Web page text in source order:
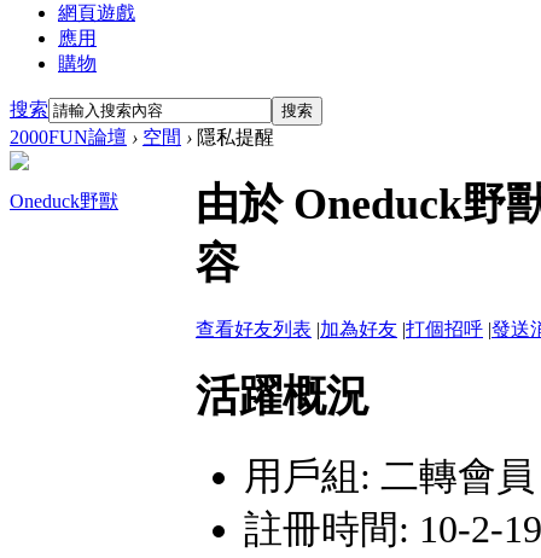
網頁遊戲
應用
購物
搜索 搜索
2000FUN論壇 › 空間 › 隱私提醒
Oneduck野獸
由於 Oneduck野
容
查看好友列表 |加為好友 |打個招呼 |發送
活躍概況
用戶組: 二轉會員
註冊時間: 10-2-